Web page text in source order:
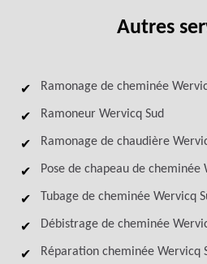
Autres
Ramonage de cheminée
Ramoneur Wervicq Sud
Ramonage de chaudière
Pose de chapeau de cheminée
Tubage de cheminée Wervicq
Débistrage de cheminée
Réparation cheminée Wervicq